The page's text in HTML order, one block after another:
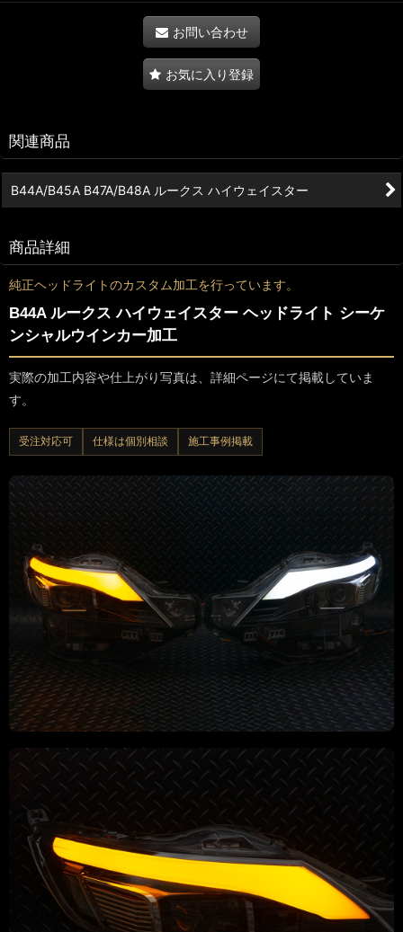
お問い合わせ
お気に入り登録
関連商品
B44A/B45A B47A/B48A ルークス ハイウェイスター
商品詳細
純正ヘッドライトのカスタム加工を行っています。
B44A ルークス ハイウェイスター ヘッドライト シーケ
ンシャルウインカー加工
実際の加工内容や仕上がり写真は、詳細ページにて掲載していま
す。
受注対応可 仕様は個別相談 施工事例掲載